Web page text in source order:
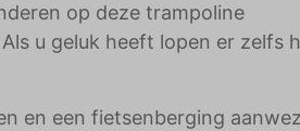
op deze trampoline
u geluk heeft lopen er zelfs
en een fietsenberging